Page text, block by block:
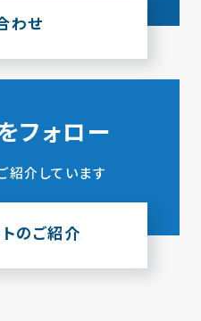
わせ
フォロー
紹介しています
のご紹介